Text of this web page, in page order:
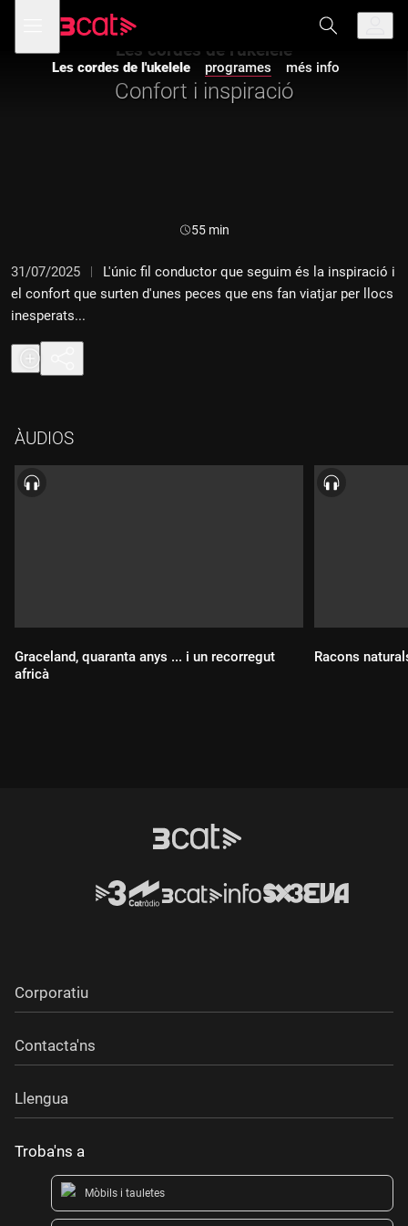
navegació
principal
menú
de
Les cordes de l'ukelele programes més info
Les cordes de l'ukelele
Confort i inspiració
Durada:
55 min
31/07/2025
L'únic fil conductor que seguim és la inspiració i
el confort que surten d'unes peces que ens fan viatjar per llocs
inesperats...
ÀUDIOS
Graceland, quaranta anys ... i un recorregut
africà
Racons
Corporatiu
Contacta'ns
Llengua
Troba'ns a
Mòbils i tauletes